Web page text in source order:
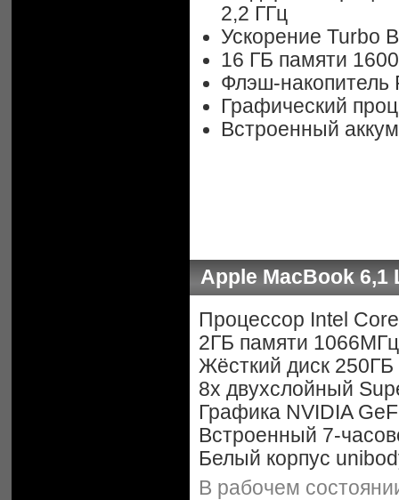
2,2 ГГц
Ускорение Turbo
16 ГБ памяти
Флэш-накопитель
Графический
Встроенный
Apple MacBook 6,1
Процессор Intel
2ГБ памяти
Жёсткий диск 250ГБ
8x двухслойный
Графика NVIDIA
Встроенный 7-
Белый корпус
В рабочем